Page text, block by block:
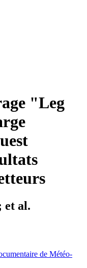
"Leg
et al.
de Météo-